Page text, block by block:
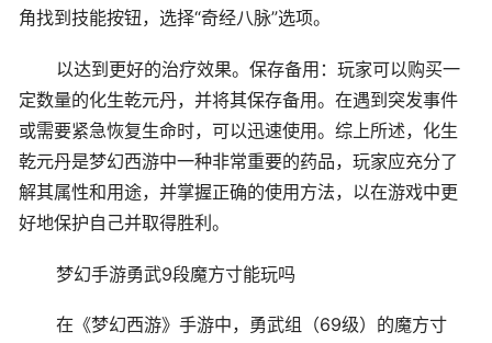
角找到技能按钮，选择“奇经八脉”选项。
以达到更好的治疗效果。保存备用：玩家可以购买一
定数量的化生乾元丹，并将其保存备用。在遇到突发事件
或需要紧急恢复生命时，可以迅速使用。综上所述，化生
乾元丹是梦幻西游中一种非常重要的药品，玩家应充分了
解其属性和用途，并掌握正确的使用方法，以在游戏中更
好地保护自己并取得胜利。
梦幻手游勇武9段魔方寸能玩吗
在《梦幻西游》手游中，勇武组（69级）的魔方寸